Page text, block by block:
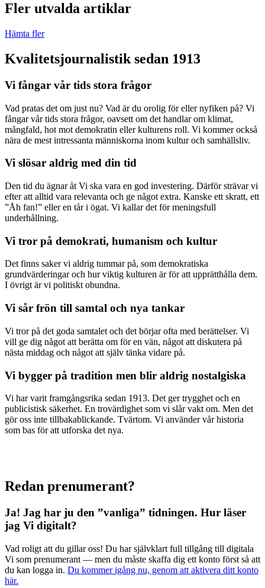
Fler utvalda artiklar
Hämta fler
Kvalitetsjournalistik sedan 1913
Vi fångar vår tids stora frågor
Vad pratas det om just nu? Vad är du orolig för eller nyfiken på? Vi
fångar vår tids stora frågor, oavsett om det handlar om klimat,
mångfald, hot mot demokratin eller kulturens roll. Vi kommer också
nära de mest intressanta människorna inom kultur och samhällsliv.
Vi slösar aldrig med din tid
Den tid du ägnar åt Vi ska vara en god investering. Därför strävar vi
efter att alltid vara relevanta och ge något extra. Kanske ett skratt, ett
”Åh fan!” eller en tår i ögat. Vi kallar det för meningsfull
underhållning.
Vi tror på demokrati, humanism och kultur
Det finns saker vi aldrig tummar på, som demokratiska
grundvärderingar och hur viktig kulturen är för att upprätthålla dem.
I övrigt är vi politiskt obundna.
Vi sår frön till samtal och nya tankar
Vi tror på det goda samtalet och det börjar ofta med berättelser. Vi
vill ge dig något att berätta om för en vän, något att diskutera på
nästa middag och något att själv tänka vidare på.
Vi bygger på tradition men blir aldrig nostalgiska
Vi har varit framgångsrika sedan 1913. Det ger trygghet och en
publicistisk säkerhet. En trovärdighet som vi slår vakt om. Men det
gör oss inte tillbakablickande. Tvärtom. Vi använder vår historia
som bas för att utforska det nya.
Redan prenumerant?
Ja! Jag har ju den ”vanliga” tidningen. Hur läser
jag Vi digitalt?
Vad roligt att du gillar oss! Du har självklart full tillgång till digitala
Vi som prenumerant — men du måste skaffa dig ett konto först så att
du kan logga in. Du kommer igång nu, genom att aktivera ditt konto
här.